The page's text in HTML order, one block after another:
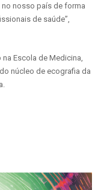
nosso país de forma
de saúde”,
Escola de Medicina,
núcleo de ecografia da